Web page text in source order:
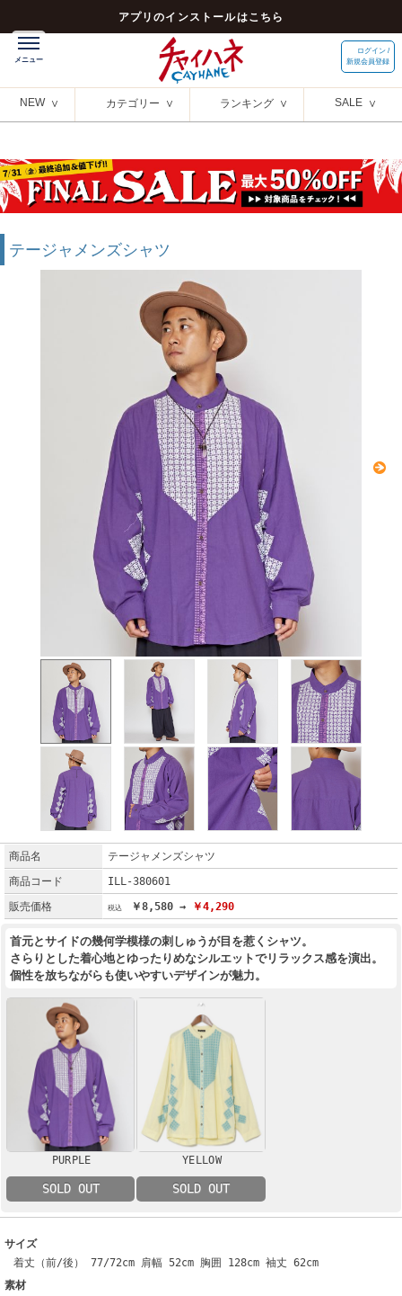
アプリのインストールはこちら
ログイン /
新規会員登録
NEW カテゴリー ランキング SALE
テージャメンズシャツ
商品名
テージャメンズシャツ
商品コード
ILL-380601
販売価格
￥8,580 → ￥4,290
首元とサイドの幾何学模様の刺しゅうが目を惹くシャツ。
さらりとした着心地とゆったりめなシルエットでリラックス感を演出。
個性を放ちながらも使いやすいデザインが魅力。
PURPLE
SOLD OUT
YELLOW
SOLD OUT
サイズ
着丈（前/後） 77/72cm 肩幅 52cm 胸囲 128cm 袖丈 62cm
素材